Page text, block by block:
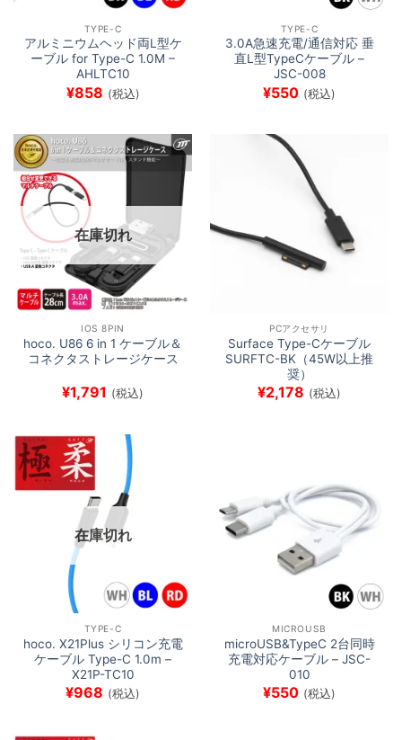
TYPE-C
アルミニウムヘッド両L型ケ
ーブル for Type-C 1.0M –
AHLTC10
¥858 (税込)
TYPE-C
3.0A急速充電/通信対応 垂
直L型TypeCケーブル –
JSC-008
¥550 (税込)
在庫切れ
IOS 8PIN
hoco. U86 6 in 1 ケーブル＆
コネクタストレージケース
¥1,791 (税込)
PCアクセサリ
Surface Type-Cケーブル
SURFTC-BK（45W以上推
奨）
¥2,178 (税込)
在庫切れ
TYPE-C
hoco. X21Plus シリコン充電
ケーブル Type-C 1.0m –
X21P-TC10
¥968 (税込)
MICROUSB
microUSB&TypeC 2台同時
充電対応ケーブル – JSC-
010
¥550 (税込)